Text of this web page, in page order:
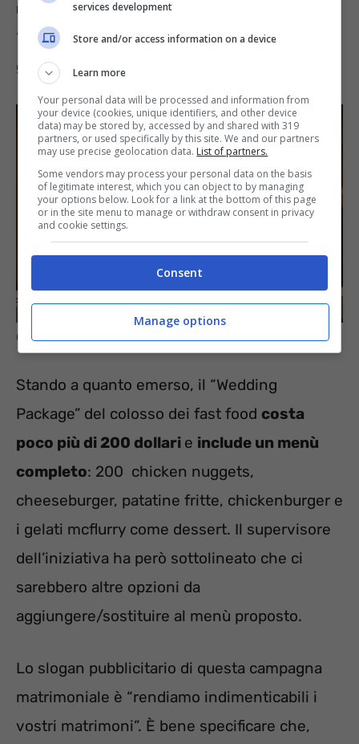
nuziale
per coloro che desiderano che gli
“archi d’oro” soddisfino le loro esigenze nel
giorno più importante della loro vita.
Catering nuziale al McDonald’s – InformazioneOggi.it
Stando a quanto emerso, il “Wedding
Package” del colosso dei fast food costa
poco più di 200 dollari e include un menù
completo: 200 chicken nuggets,
cheeseburger, patatine fritte, chickenburger e
i gelati mcflurry come dessert. Il supervisore
dell’iniziativa ha però sottolineato che ci
sarebbero altre opzioni da
aggiungere/sostituire al menù proposto.
Lo slogan pubblicitario di questa campagna
matrimoniale è “rendiamo indimenticabili i
vostri matrimoni”. È bene specificare che,
services development
Store and/or access information on a device
Learn more
Your personal data will be processed and information from
your device (cookies, unique identifiers, and other device
data) may be stored by, accessed by and shared with 319
partners, or used specifically by this site. We and our partners
may use precise geolocation data. List of partners.
Some vendors may process your personal data on the basis
of legitimate interest, which you can object to by managing
your options below. Look for a link at the bottom of this page
or in the site menu to manage or withdraw consent in privacy
and cookie settings.
Consent
Manage options